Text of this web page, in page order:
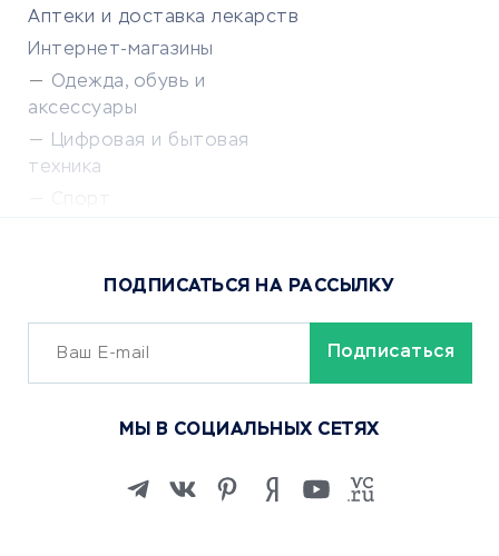
Аптеки и доставка лекарств
Интернет-магазины
Одежда, обувь и
аксессуары
Цифровая и бытовая
техника
Сервисы доставки
ОБУЧЕНИЕ И РАБОТА
Изучение иностранных
ПОДПИСАТЬСЯ НА РАССЫЛКУ
МЫ В СОЦИАЛЬНЫХ СЕТЯХ